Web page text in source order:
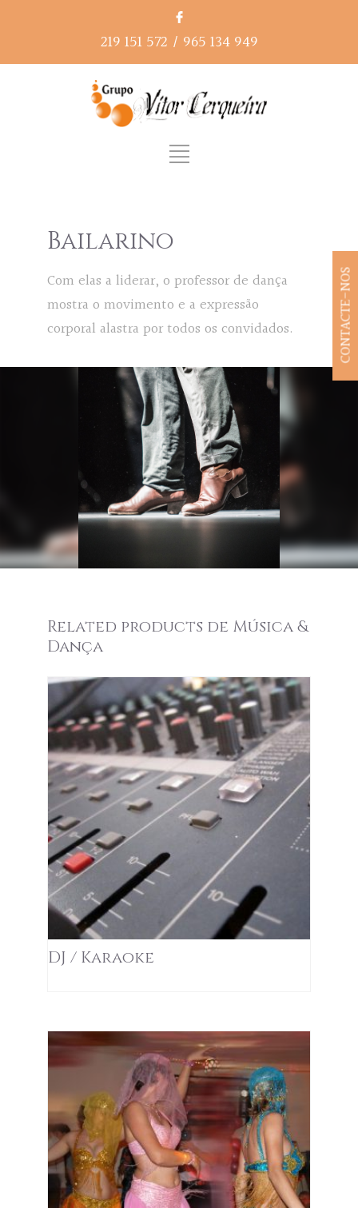
219 151 572 / 965 134 949
Bailarino
Com elas a liderar, o professor de dança
mostra o movimento e a expressão
corporal alastra por todos os convidados.
Related products
DJ / Karaoke
CONTACTE-NOS